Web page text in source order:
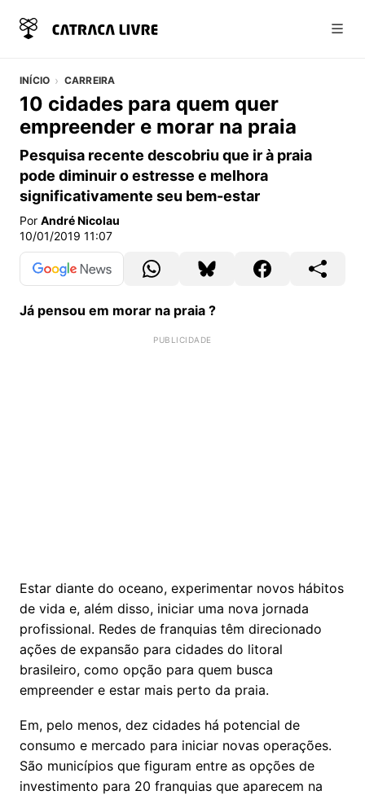
INÍCIO CARREIRA
10 cidades para quem quer
empreender e morar na praia
Pesquisa recente descobriu que ir à praia
pode diminuir o estresse e melhora
significativamente seu bem-estar
Por André Nicolau
10/01/2019 11:07
Já pensou em morar na praia ?
Estar diante do oceano, experimentar novos hábitos
de vida e, além disso, iniciar uma nova jornada
profissional. Redes de franquias têm direcionado
ações de expansão para cidades do litoral
brasileiro, como opção para quem busca
empreender e estar mais perto da praia.
Em, pelo menos, dez cidades há potencial de
consumo e mercado para iniciar novas operações.
São municípios que figuram entre as opções de
investimento para 20 franquias que aparecem na